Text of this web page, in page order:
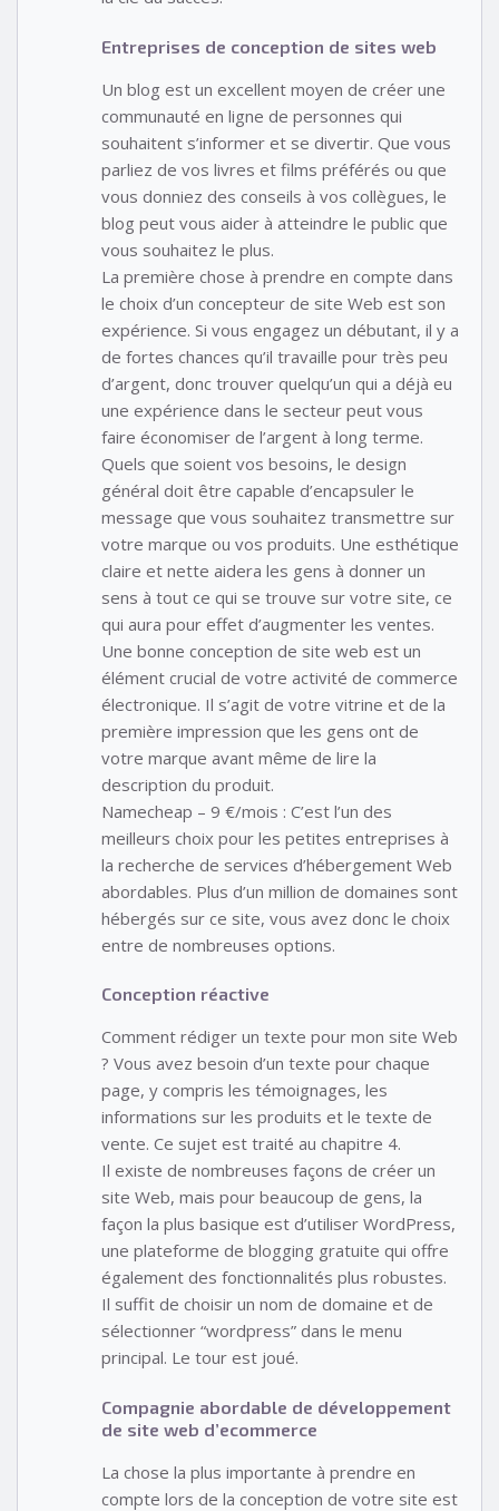
Entreprises de conception de sites web
Un blog est un excellent moyen de créer une
communauté en ligne de personnes qui
souhaitent s’informer et se divertir. Que vous
parliez de vos livres et films préférés ou que
vous donniez des conseils à vos collègues, le
blog peut vous aider à atteindre le public que
vous souhaitez le plus.
La première chose à prendre en compte dans
le choix d’un concepteur de site Web est son
expérience. Si vous engagez un débutant, il y a
de fortes chances qu’il travaille pour très peu
d’argent, donc trouver quelqu’un qui a déjà eu
une expérience dans le secteur peut vous
faire économiser de l’argent à long terme.
Quels que soient vos besoins, le design
général doit être capable d’encapsuler le
message que vous souhaitez transmettre sur
votre marque ou vos produits. Une esthétique
claire et nette aidera les gens à donner un
sens à tout ce qui se trouve sur votre site, ce
qui aura pour effet d’augmenter les ventes.
Une bonne conception de site web est un
élément crucial de votre activité de commerce
électronique. Il s’agit de votre vitrine et de la
première impression que les gens ont de
votre marque avant même de lire la
description du produit.
Namecheap – 9 €/mois : C’est l’un des
meilleurs choix pour les petites entreprises à
la recherche de services d’hébergement Web
abordables. Plus d’un million de domaines sont
hébergés sur ce site, vous avez donc le choix
entre de nombreuses options.
Conception réactive
Comment rédiger un texte pour mon site Web
? Vous avez besoin d’un texte pour chaque
page, y compris les témoignages, les
informations sur les produits et le texte de
vente. Ce sujet est traité au chapitre 4.
Il existe de nombreuses façons de créer un
site Web, mais pour beaucoup de gens, la
façon la plus basique est d’utiliser WordPress,
une plateforme de blogging gratuite qui offre
également des fonctionnalités plus robustes.
Il suffit de choisir un nom de domaine et de
sélectionner “wordpress” dans le menu
principal. Le tour est joué.
Compagnie abordable de développement
de site web d’ecommerce
La chose la plus importante à prendre en
compte lors de la conception de votre site est